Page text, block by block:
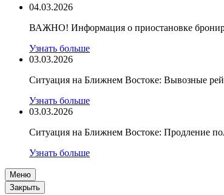
04.03.2026
ВАЖНО! Информация о приостановке
Узнать больше
03.03.2026
Ситуация на Ближнем Востоке: Вывозные
Узнать больше
03.03.2026
Ситуация на Ближнем Востоке: Продление
Узнать больше
Меню
Закрыть